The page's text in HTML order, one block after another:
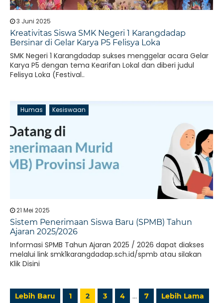
3 Juni 2025
Kreativitas Siswa SMK Negeri 1 Karangdadap
Bersinar di Gelar Karya P5 Felisya Loka
SMK Negeri 1 Karangdadap sukses menggelar acara Gelar
Karya P5 dengan tema Kearifan Lokal dan diberi judul
Felisya Loka (Festival..
Humas Kesiswaan
21 Mei 2025
Sistem Penerimaan Siswa Baru (SPMB) Tahun
Ajaran 2025/2026
Informasi SPMB Tahun Ajaran 2025 / 2026 dapat diakses
melalui link smk1karangdadap.sch.id/spmb atau silakan
Klik Disini
Lebih Baru 1 2 3 4 … 7 Lebih Lama